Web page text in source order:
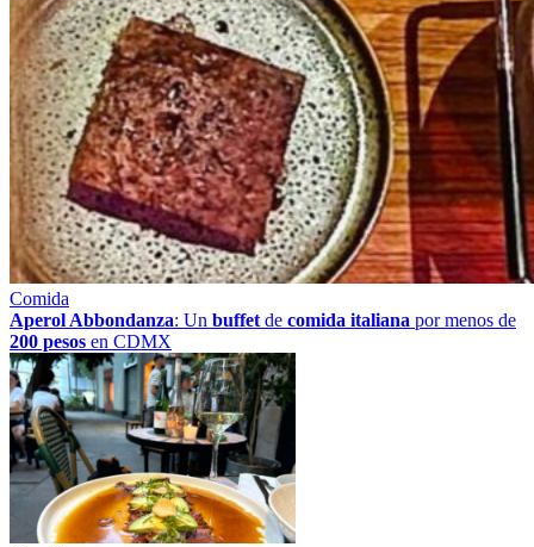
Comida
Aperol Abbondanza: Un buffet de comida italiana por menos de
200 pesos en CDMX